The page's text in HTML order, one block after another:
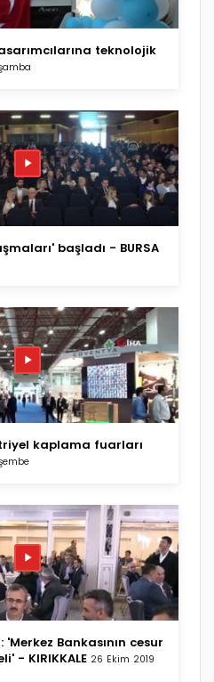
teknolojik
başladı - BURSA
kaplama fuarları
'Merkez Bankasının cesur
- KIRIKKALE 26 Ekim 2019